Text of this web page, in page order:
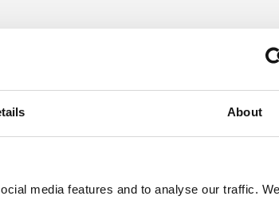
About
media features and to analyse our traffic.